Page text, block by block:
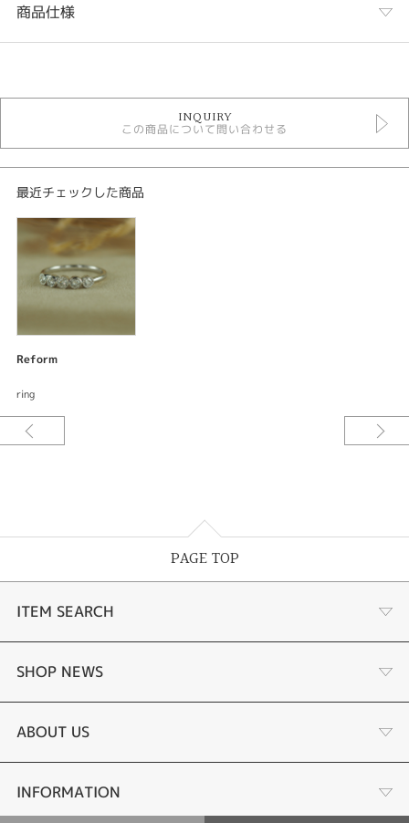
商品仕様
デジタルジュエリーリフォーム
オーダーメイド リング
リング
素材：プラチナ900
サイズ：トップ約4.0mm アーム幅約2.0mm
加工：鏡面仕上げ ミルグレイン
宝石：ダイアモンド
度でも修正出来て試着できるので出来上がりの満足度が違う。安心してオー
使わなくなった指輪を着けやすいようにお仕立てしたジュエリーリフォーム
です。お店にあるサンプルを見ていただき２つのダイアモンドの留め方を組
INQUIRY
この商品について問い合わせる
最近チェックした商品
Reform
ring
PAGE TOP
ITEM SEARCH
婚約指輪
手作り婚約指輪
結婚指輪
SHOP NEWS
デジタルジュエリー®とは
LINEdeオーダーメイドとは
ABOUT US
会社概要
INFORMATION